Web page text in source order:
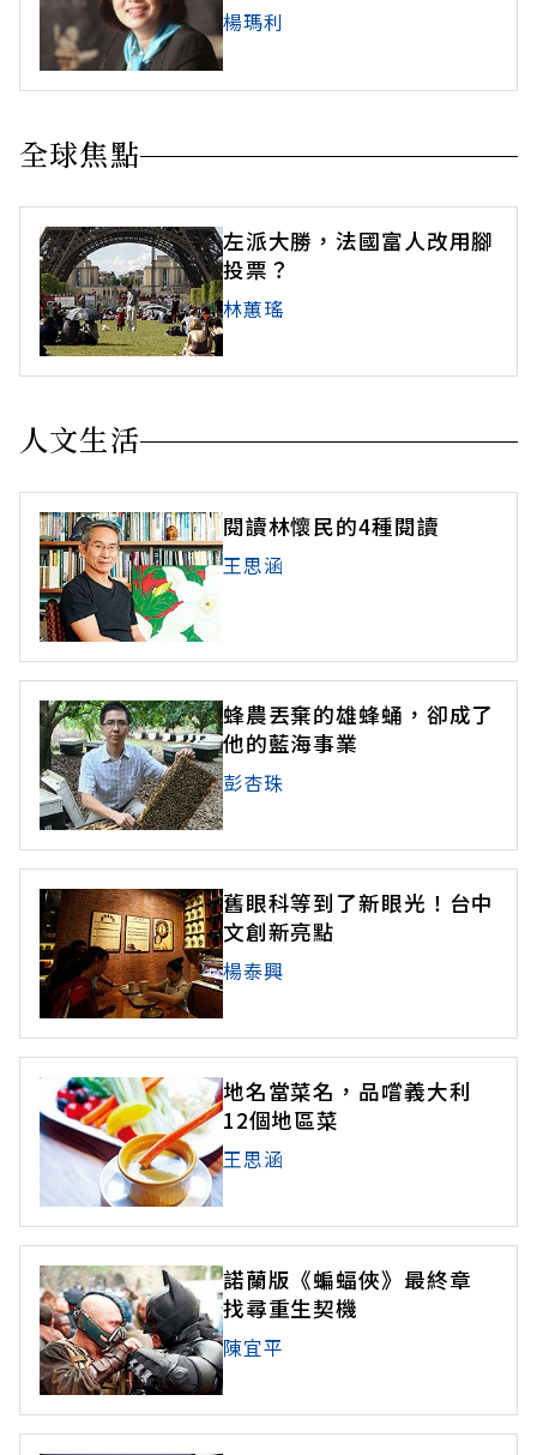
楊瑪利
全球焦點
左派大勝，法國富人改用腳
投票？
林蕙瑤
人文生活
閱讀林懷民的4種閱讀
王思涵
蜂農丟棄的雄蜂蛹，卻成了
他的藍海事業
彭杏珠
舊眼科等到了新眼光！台中
文創新亮點
楊泰興
地名當菜名，品嚐義大利
12個地區菜
王思涵
諾蘭版《蝙蝠俠》最終章
找尋重生契機
陳宜平